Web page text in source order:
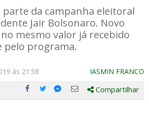
parte da campanha eleitoral
Jair Bolsonaro. Novo
mesmo valor já recebido
programa.
às 21:58 IASMIN FRANCO
Compartilhe
Compartilhe
Compartilhe
Compartilhe
Compartilhar